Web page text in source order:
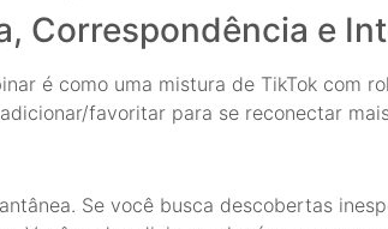
Correspondência e
é como uma mistura de TikTok com
favoritar para se reconectar
Se você busca descobertas